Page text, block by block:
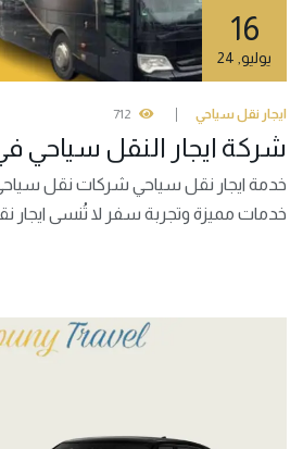
16
يوليو
ايجار نقل سياحي 712
شركة ايجار النقل سياحي
خدمة ايجار نقل سياحي شركات نقل
خدمات مميزة وتجربة سفر لا تُنسى ايجار